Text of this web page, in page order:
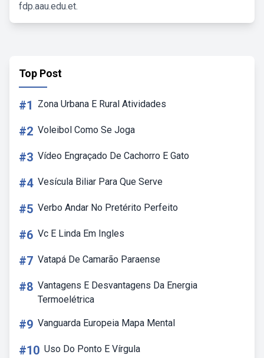
fdp.aau.edu.et.
Top Post
#1 Zona Urbana E Rural Atividades
#2 Voleibol Como Se Joga
#3 Vídeo Engraçado De Cachorro E Gato
#4 Vesícula Biliar Para Que Serve
#5 Verbo Andar No Pretérito Perfeito
#6 Vc E Linda Em Ingles
#7 Vatapá De Camarão Paraense
#8 Vantagens E Desvantagens Da Energia
Termoelétrica
#9 Vanguarda Europeia Mapa Mental
#10 Uso Do Ponto E Vírgula